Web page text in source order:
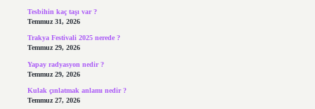
Tesbihin kaç taşı var ?
Temmuz 31, 2026
Trakya Festivali 2025 nerede ?
Temmuz 29, 2026
Yapay radyasyon nedir ?
Temmuz 29, 2026
Kulak çınlatmak anlamı nedir ?
Temmuz 27, 2026